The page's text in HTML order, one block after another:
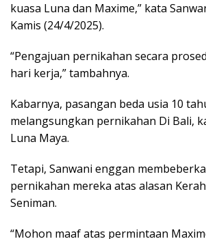
kuasa Luna dan Maxime,” kata
Kamis (24/4/2025).
“Pengajuan pernikahan secara
hari kerja,” tambahnya.
Kabarnya, pasangan beda usia 10
melangsungkan pernikahan Di Bali,
Luna Maya.
Tetapi, Sanwani enggan
pernikahan mereka atas alasan
Seniman.
“Mohon maaf atas permintaan